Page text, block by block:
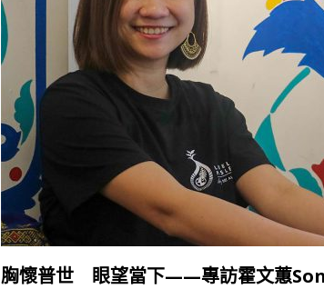
胸懷普世 眼望當下——專訪霍文蕙